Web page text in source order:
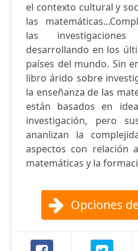
el contexto cultural y
las
las
desarrollando en los
países del mundo. Sin
libro árido sobre
la enseñanza de las
están basados en
investigación, pero
ananlizan la
aspectos con relación
matemáticas y la
Opciones